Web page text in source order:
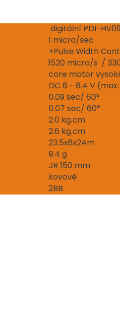
digitální PDI-
1 micro/sec
+Pulse Width
1520 micro/s /
core motor
DC 6 - 8.4 V
0.09 sec/ 60°
0.07 sec/ 60°
2.0 kg.cm
2.6 kg.cm
23.5x8x24m
9.4 g
JR 150 mm
kovové
2BB